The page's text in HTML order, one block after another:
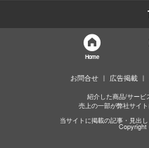
Home
お問合せ 広告掲載
紹介した商品/サービ
売上の一部が弊社サイ
当サイトに掲載の記事・見出